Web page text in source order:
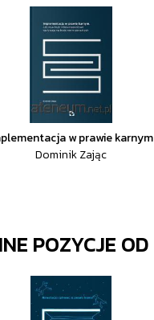
w prawie karnym
Dominik Zając
POZYCJE OD